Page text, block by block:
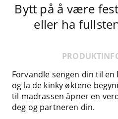
Bytt på å være
eller ha
Forvandle sengen din til en
og la de kinky øktene
til madrassen åpner en
deg og partneren din.